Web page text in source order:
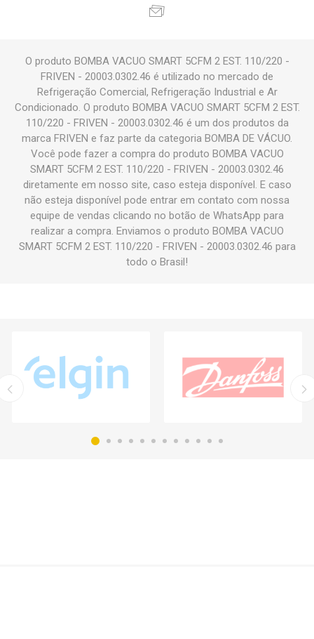
O produto BOMBA VACUO SMART 5CFM 2 EST. 110/220 -
FRIVEN - 20003.0302.46 é utilizado no mercado de
Refrigeração Comercial, Refrigeração Industrial e Ar
Condicionado. O produto BOMBA VACUO SMART 5CFM 2 EST.
110/220 - FRIVEN - 20003.0302.46 é um dos produtos da
marca FRIVEN e faz parte da categoria BOMBA DE VÁCUO.
Você pode fazer a compra do produto BOMBA VACUO
SMART 5CFM 2 EST. 110/220 - FRIVEN - 20003.0302.46
diretamente em nosso site, caso esteja disponível. E caso
não esteja disponível pode entrar em contato com nossa
equipe de vendas clicando no botão de WhatsApp para
realizar a compra. Enviamos o produto BOMBA VACUO
SMART 5CFM 2 EST. 110/220 - FRIVEN - 20003.0302.46 para
todo o Brasil!